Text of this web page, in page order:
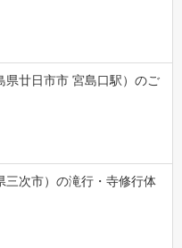
県廿日市市 宮島口駅）のご
三次市）の滝行・寺修行体